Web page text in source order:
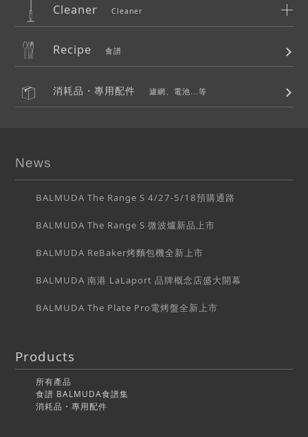
Cleaner Cleaner
Recipe 食譜
消耗品・專用配件 濾網、電池...等
News
BALMUDA The Range S 4/27-5/18預購通路
BALMUDA The Range S 微波爐新品上市
BALMUDA ReBaker烤麵包機全新上市
BALMUDA 南港 LaLaport 品牌概念店盛大開幕
BALMUDA The Plate Pro電烤盤全新上市
Products
所有產品
食譜 BALMUDA食譜集
消耗品・專用配件